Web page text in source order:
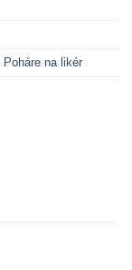
Poháre na likér